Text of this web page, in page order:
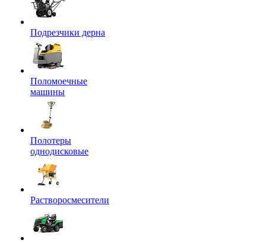
Подрезчики дерна
Поломоечные
машины
Полотеры
однодисковые
Растворосмесители